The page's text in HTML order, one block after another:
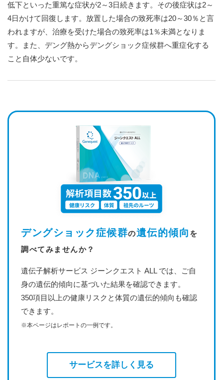
低下といった重篤な症状が2～3日続きます。その後症状は2～
4日かけて回復します。放置した場合の致死率は20～30％と言
われますが、治療を受けた場合の致死率は1％未満となりま
す。また、デング熱からデングショック症候群へ重症化する
こと自体少ないです。
デングショック症候群の遺伝的傾向 を
調べてみませんか？
遺伝子解析サービス ジーンクエスト ALL では、ご自
身の遺伝的傾向に基づいた結果を確認できます。
350項目以上の健康リスクと体質の遺伝的傾向も確認
できます。
※本ページはレポートの一例です。
サービスを詳しく見る